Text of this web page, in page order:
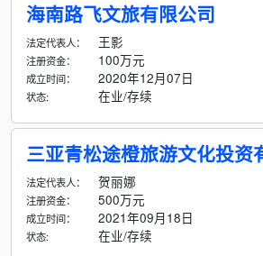
海南路飞文旅有限公司
法定代表人： 王影
注册资金： 100万元
成立时间： 2020年12月07日
状态: 在业/存续
三亚青松途橙旅游文化投资
法定代表人： 贺丽娜
注册资金： 500万元
成立时间： 2021年09月18日
状态: 在业/存续